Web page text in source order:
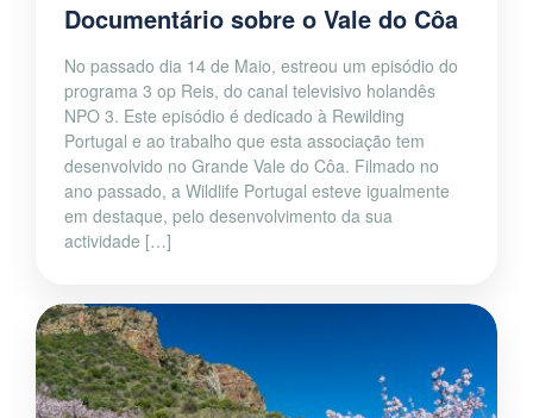
Documentário sobre o Vale do Côa
No passado dia 14 de Maio, estreou um episódio do
programa 3 op Reis, do canal televisivo holandês
NPO 3. Este episódio é dedicado à Rewilding
Portugal e ao trabalho que esta associação tem
desenvolvido no Grande Vale do Côa. Filmado no
ano passado, a Wildlife Portugal esteve igualmente
em destaque, pelo desenvolvimento da sua
actividade […]